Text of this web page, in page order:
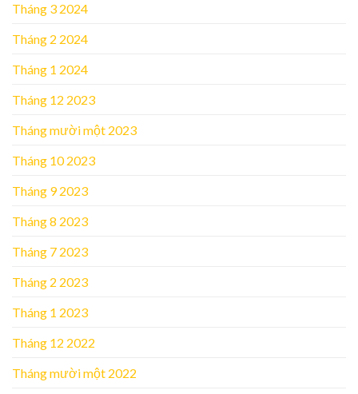
Tháng 3 2024
Tháng 2 2024
Tháng 1 2024
Tháng 12 2023
Tháng mười một 2023
Tháng 10 2023
Tháng 9 2023
Tháng 8 2023
Tháng 7 2023
Tháng 2 2023
Tháng 1 2023
Tháng 12 2022
Tháng mười một 2022